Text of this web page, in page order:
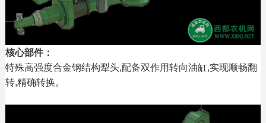
核心部件：
特殊高强度合金钢结构犁头,配备双作用转向油缸,实现顺畅翻
转,精确转换。